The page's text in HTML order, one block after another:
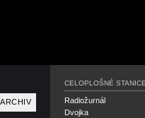
rozhlas Plzeň
ARCHIV
CELOPLOŠNÉ
Radiožurnál
Dvojka